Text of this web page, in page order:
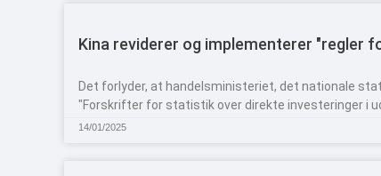
Kina reviderer og implementerer "regler
Det forlyder, at handelsministeriet, det nationale
"Forskrifter for statistik over direkte investeringer i
14/01/2025